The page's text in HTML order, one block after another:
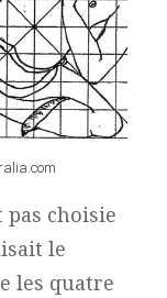
choisie
le
les quatre